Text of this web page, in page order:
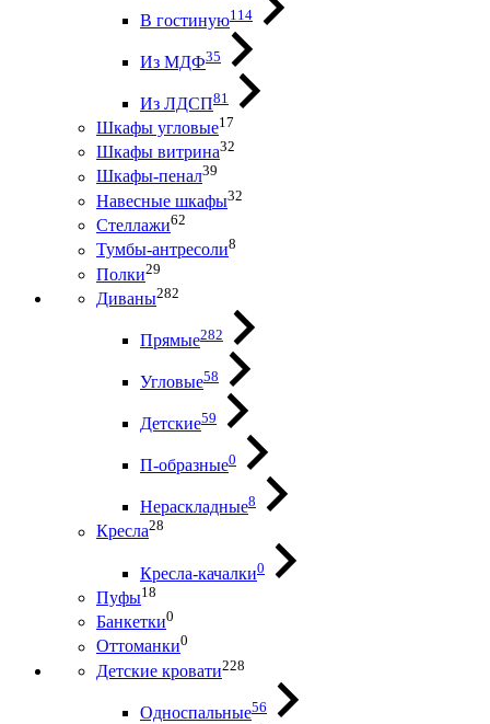
В гостиную114
Из МДФ35
Из ЛДСП81
Шкафы угловые17
Шкафы витрина32
Шкафы-пенал39
Навесные шкафы32
Стеллажи62
Тумбы-антресоли8
Полки29
Диваны282
Прямые282
Угловые58
Детские59
П-образные0
Нераскладные8
Кресла28
Кресла-качалки0
Пуфы18
Банкетки0
Оттоманки0
Детские кровати228
Односпальные56